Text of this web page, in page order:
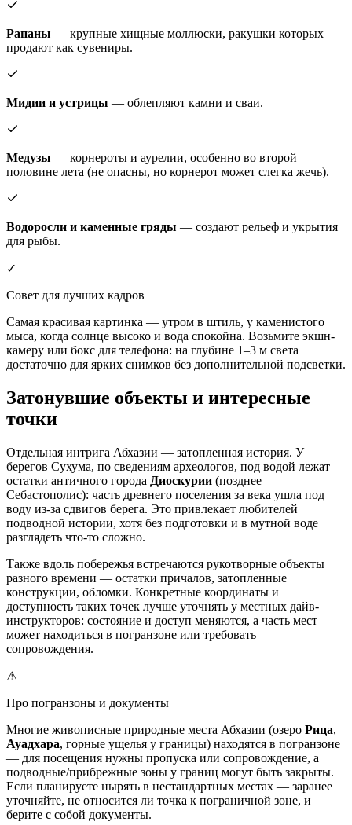
Рапаны — крупные хищные моллюски, ракушки которых
продают как сувениры.
Мидии и устрицы — облепляют камни и сваи.
Медузы — корнероты и аурелии, особенно во второй
половине лета (не опасны, но корнерот может слегка жечь).
Водоросли и каменные гряды — создают рельеф и укрытия
для рыбы.
✓
Совет для лучших кадров
Самая красивая картинка — утром в штиль, у каменистого
мыса, когда солнце высоко и вода спокойна. Возьмите экшн-
камеру или бокс для телефона: на глубине 1–3 м света
достаточно для ярких снимков без дополнительной подсветки.
Затонувшие объекты и интересные
точки
Отдельная интрига Абхазии — затопленная история. У
берегов Сухума, по сведениям археологов, под водой лежат
остатки античного города Диоскурии (позднее
Себастополис): часть древнего поселения за века ушла под
воду из-за сдвигов берега. Это привлекает любителей
подводной истории, хотя без подготовки и в мутной воде
разглядеть что-то сложно.
Также вдоль побережья встречаются рукотворные объекты
разного времени — остатки причалов, затопленные
конструкции, обломки. Конкретные координаты и
доступность таких точек лучше уточнять у местных дайв-
инструкторов: состояние и доступ меняются, а часть мест
может находиться в погранзоне или требовать
сопровождения.
⚠
Про погранзоны и документы
Многие живописные природные места Абхазии (озеро Рица,
Ауадхара, горные ущелья у границы) находятся в погранзоне
— для посещения нужны пропуска или сопровождение, а
подводные/прибрежные зоны у границ могут быть закрыты.
Если планируете нырять в нестандартных местах — заранее
уточняйте, не относится ли точка к пограничной зоне, и
берите с собой документы.